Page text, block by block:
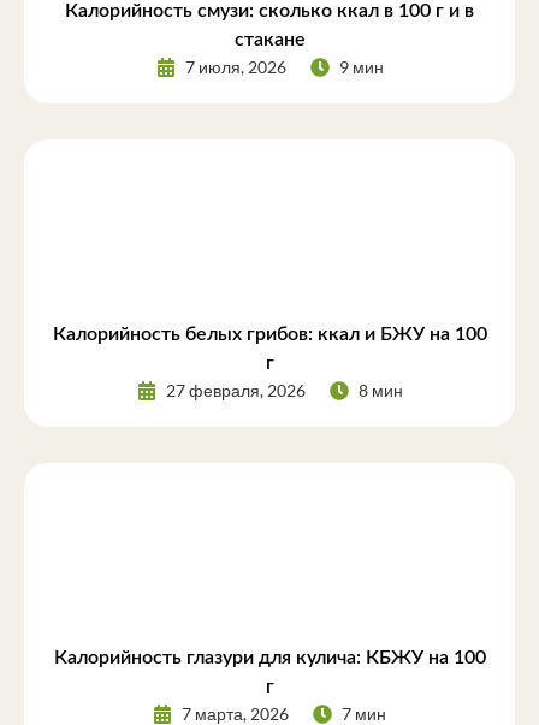
Калорийность смузи: сколько ккал в 100 г и в
стакане
7 июля, 2026 9 мин
Калорийность белых грибов: ккал и БЖУ на 100
г
27 февраля, 2026 8 мин
Калорийность глазури для кулича: КБЖУ на 100
г
7 марта, 2026 7 мин